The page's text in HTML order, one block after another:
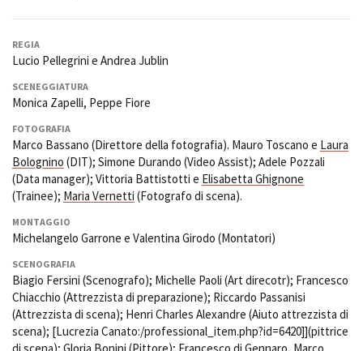
Amministrazione trasparente
Bandi e gare
Privacy
Whistleblowing
Credits
REGIA
Lucio Pellegrini e Andrea Jublin
SCENEGGIATURA
Monica Zapelli, Peppe Fiore
FOTOGRAFIA
Marco Bassano (Direttore della fotografia). Mauro Toscano e Laura
Bolognino (DIT); Simone Durando (Video Assist); Adele Pozzali
(Data manager); Vittoria Battistotti e Elisabetta Ghignone
(Trainee); Maria Vernetti (Fotografo di scena).
MONTAGGIO
Michelangelo Garrone e Valentina Girodo (Montatori)
SCENOGRAFIA
Biagio Fersini (Scenografo); Michelle Paoli (Art direcotr); Francesco
Chiacchio (Attrezzista di preparazione); Riccardo Passanisi
(Attrezzista di scena); Henri Charles Alexandre (Aiuto attrezzista di
scena); [Lucrezia Canato:/professional_item.php?id=6420]](pittrice